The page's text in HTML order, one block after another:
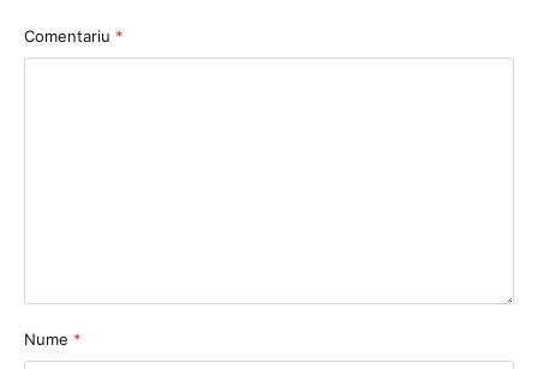
Comentariu *
Nume *